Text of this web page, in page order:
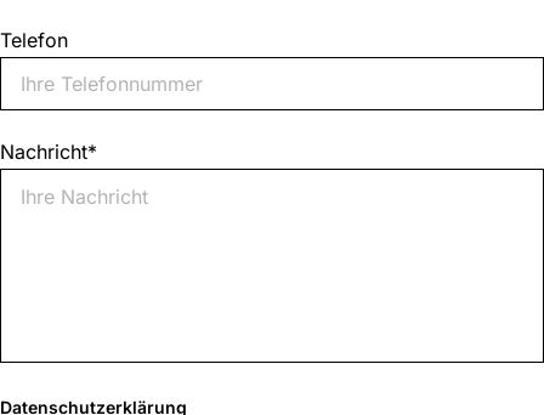
Telefon
Nachricht*
von
Datenschutzerklärung